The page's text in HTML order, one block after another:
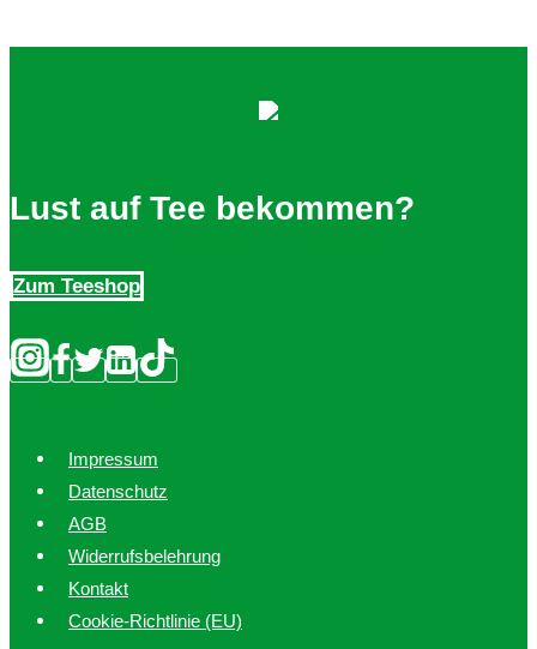
der
Lust auf Tee bekommen?
Zum Teeshop
Impressum
Datenschutz
AGB
Widerrufsbelehrung
Kontakt
Cookie-Richtlinie (EU)